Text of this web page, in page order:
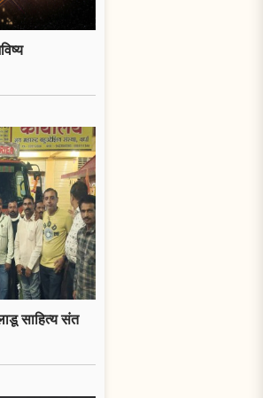
साहित्य संत